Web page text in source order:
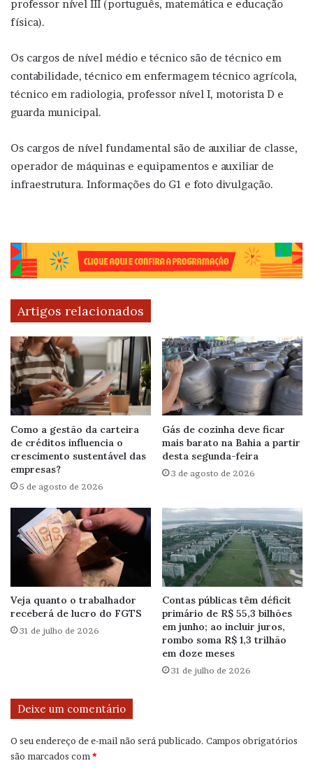
professor nível III (português, matemática e educação
física).
Os cargos de nível médio e técnico são de técnico em
contabilidade, técnico em enfermagem técnico agrícola,
técnico em radiologia, professor nível I, motorista D e
guarda municipal.
Os cargos de nível fundamental são de auxiliar de classe,
operador de máquinas e equipamentos e auxiliar de
infraestrutura. Informações do G1 e foto divulgação.
Artigos relacionados
Como a gestão da carteira
de créditos influencia o
crescimento sustentável das
empresas?
5 de agosto de 2026
Gás de cozinha deve ficar
mais barato na Bahia a partir
desta segunda-feira
3 de agosto de 2026
Veja quanto o trabalhador
receberá de lucro do FGTS
31 de julho de 2026
Contas públicas têm déficit
primário de R$ 55,3 bilhões
em junho; ao incluir juros,
rombo soma R$ 1,3 trilhão
em doze meses
31 de julho de 2026
Deixe um comentário
O seu endereço de e-mail não será publicado. Campos obrigatórios
são marcados com*